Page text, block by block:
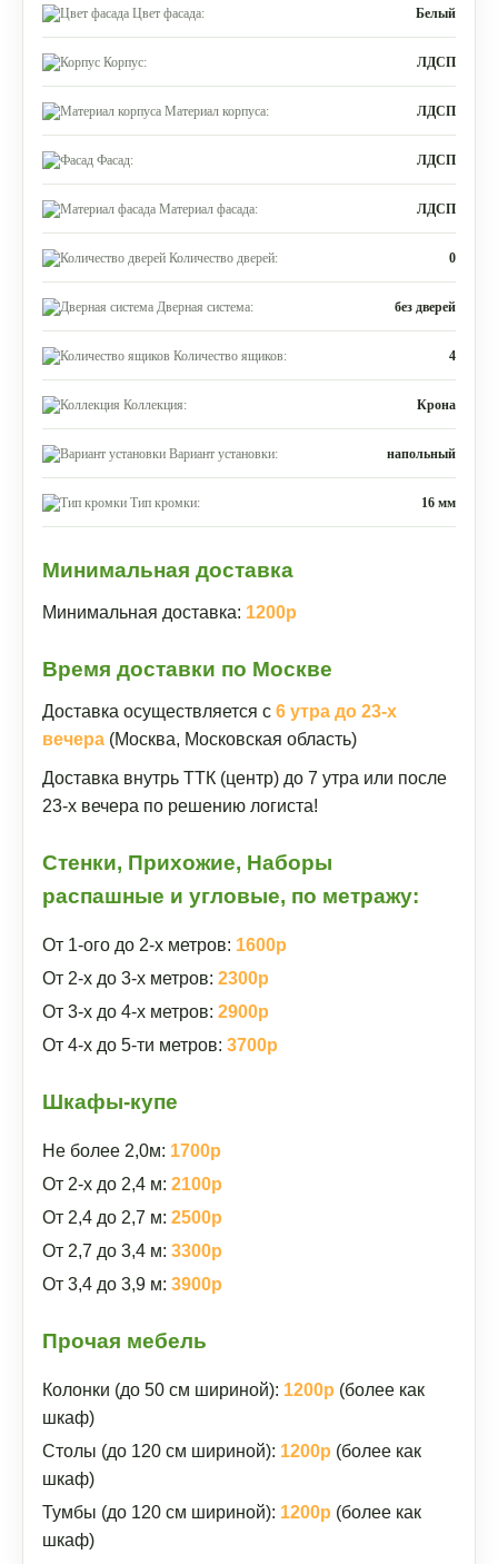
Цвет фасада: Белый
Корпус: ЛДСП
Материал корпуса: ЛДСП
Фасад: ЛДСП
Материал фасада: ЛДСП
Количество дверей: 0
Дверная система: без дверей
Количество ящиков: 4
Коллекция: Крона
Вариант установки: напольный
Тип кромки: 16 мм
Минимальная доставка
Минимальная доставка: 1200р
Время доставки по Москве
Доставка осуществляется с 6 утра до 23-х
вечера (Москва, Московская область)
Доставка внутрь ТТК (центр) до 7 утра или после
23-х вечера по решению логиста!
Стенки, Прихожие, Наборы
распашные и угловые, по метражу:
От 1-ого до 2-х метров: 1600р
От 2-х до 3-х метров: 2300р
От 3-х до 4-х метров: 2900р
От 4-х до 5-ти метров: 3700р
Шкафы-купе
Не более 2,0м: 1700р
От 2-х до 2,4 м: 2100р
От 2,4 до 2,7 м: 2500р
От 2,7 до 3,4 м: 3300р
От 3,4 до 3,9 м: 3900р
Прочая мебель
Колонки (до 50 см шириной): 1200р (более как
шкаф)
Столы (до 120 см шириной): 1200р (более как
шкаф)
Тумбы (до 120 см шириной): 1200р (более как
шкаф)